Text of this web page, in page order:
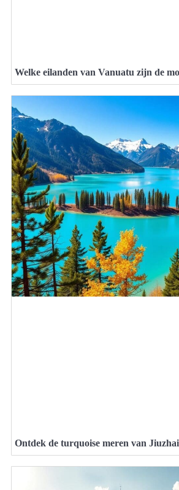
Welke eilanden van Vanuatu zijn de
Ontdek de turquoise meren van